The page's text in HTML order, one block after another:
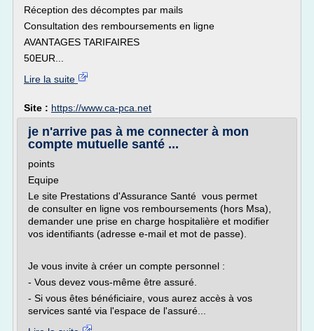
Réception des décomptes par mails
Consultation des remboursements en ligne
AVANTAGES TARIFAIRES
50EUR...
Lire la suite
Site : https://www.ca-pca.net
je n'arrive pas à me connecter à mon
compte mutuelle santé ...
points
Equipe
Le site Prestations d'Assurance Santé vous permet
de consulter en ligne vos remboursements (hors Msa),
demander une prise en charge hospitalière et modifier
vos identifiants (adresse e-mail et mot de passe).
Je vous invite à créer un compte personnel :
- Vous devez vous-même être assuré.
- Si vous êtes bénéficiaire, vous aurez accès à vos
services santé via l'espace de l'assuré...